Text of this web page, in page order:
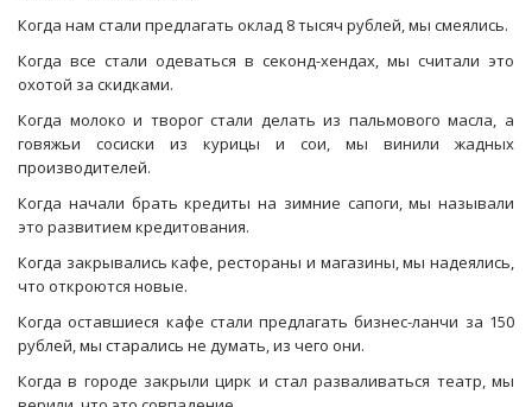
Когда нам стали предлагать оклад 8 тысяч рублей, мы смеялись.
Когда все стали одеваться в секонд-хендах, мы считали это
охотой за скидками.
Когда молоко и творог стали делать из пальмового масла, а
говяжьи сосиски из курицы и сои, мы винили жадных
производителей.
Когда начали брать кредиты на зимние сапоги, мы называли
это развитием кредитования.
Когда закрывались кафе, рестораны и магазины, мы надеялись,
что откроются новые.
Когда оставшиеся кафе стали предлагать бизнес-ланчи за 150
рублей, мы старались не думать, из чего они.
Когда в городе закрыли цирк и стал разваливаться театр, мы